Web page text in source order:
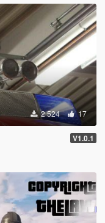
2 524 17
V1.0.1